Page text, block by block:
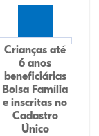
Crianças até
6 anos
beneficiárias
Bolsa Família
e inscritas no
Cadastro
Único